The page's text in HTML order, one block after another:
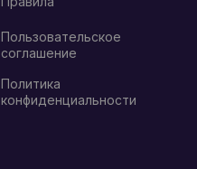
Пользовательское
соглашение
Политика
конфиденциальности